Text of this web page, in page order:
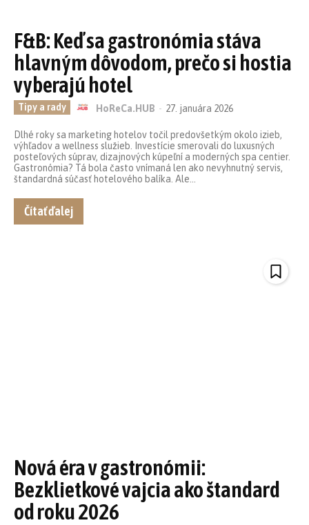
F&B: Keď sa gastronómia stáva
hlavným dôvodom, prečo si hostia
vyberajú hotel
Tipy a rady HoReCa.HUB - 27. januára 2026
Dlhé roky sa marketing hotelov točil predovšetkým okolo izieb,
výhľadov a wellness služieb. Investície smerovali do luxusných
posteľových súprav, dizajnových kúpeľní a moderných spa centier.
Gastronómia? Tá bola často vnímaná len ako nevyhnutný servis,
štandardná súčasť hotelového balíka. Ale...
Čítať ďalej
Nová éra v gastronómii:
Bezklietkové vajcia ako štandard
od roku 2026